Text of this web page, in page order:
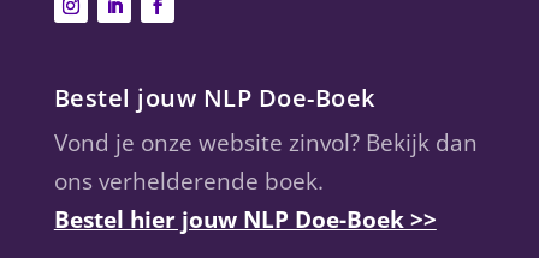
Bestel jouw NLP Doe-Boek
Vond je onze website zinvol? Bekijk dan
ons verhelderende boek.
Bestel hier jouw NLP Doe-Boek >>